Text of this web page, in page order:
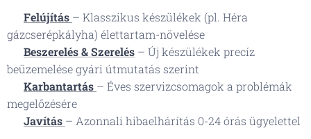
Felújítás – Klasszikus készülékek (pl. Héra
gázcserépkályha) élettartam-növelése
Beszerelés & Szerelés – Új készülékek precíz
beüzemelése gyári útmutatás szerint
Karbantartás – Éves szervizcsomagok a problémák
megelőzésére
Javítás – Azonnali hibaelhárítás 0-24 órás ügyelettel